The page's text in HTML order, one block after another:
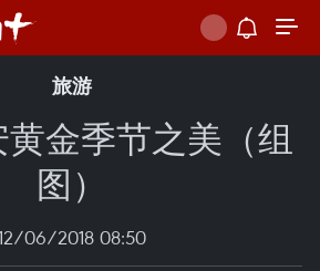
旅游
金季节之美（组
图）
06/2018 08:50